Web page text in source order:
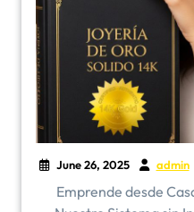
June 26, 2025 admin
Emprende desde